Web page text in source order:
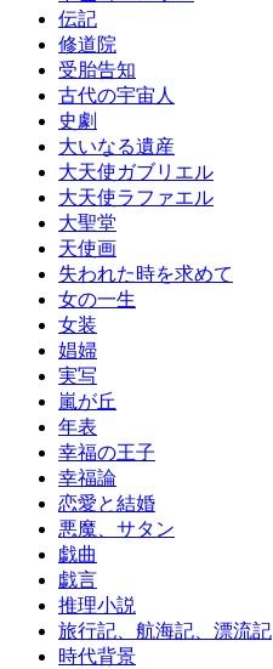
伝記
修道院
受胎告知
古代の宇宙人
史劇
大いなる遺産
大天使ガブリエル
大天使ラファエル
大聖堂
天使画
失われた時を求めて
女の一生
女装
娼婦
実写
嵐が丘
年表
幸福の王子
幸福論
恋愛と結婚
悪魔、サタン
戯曲
戯言
推理小説
旅行記、航海記、漂流記
時代背景